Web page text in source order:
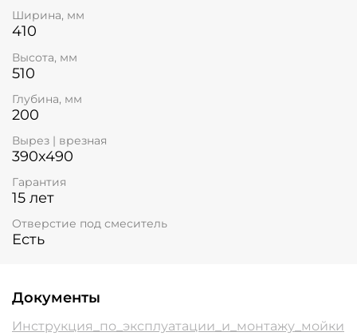
Ширина, мм
410
Высота, мм
510
Глубина, мм
200
Вырез | врезная
390x490
Гарантия
15 лет
Отверстие под смеситель
Есть
Документы
Инструкция_по_эксплуатации_и_монтажу_мойки